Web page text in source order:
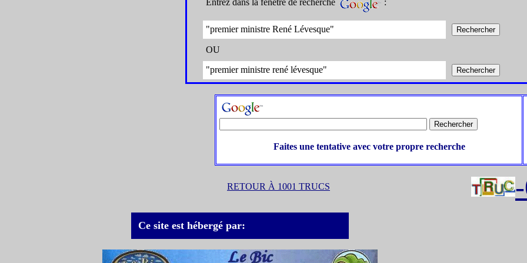
Entrez dans la fenêtre de recherche :
"premier ministre René Lévesque"
OU
"premier ministre rené lévesque"
Faites une tentative avec votre propre recherche
RETOUR À 1001 TRUCS
Ce site est hébergé par: